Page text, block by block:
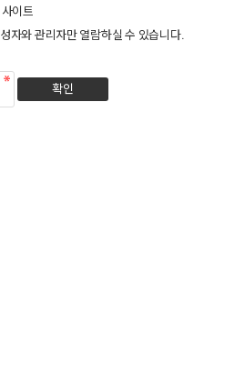
이트
자와 관리자만 열람하실 수 있습니다.